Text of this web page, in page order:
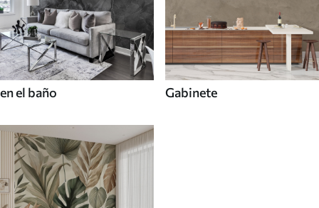
en el baño Gabinete